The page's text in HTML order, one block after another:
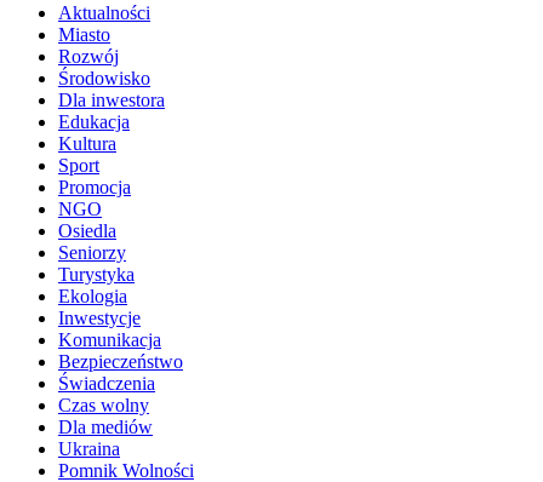
Aktualności
Miasto
Rozwój
Środowisko
Dla inwestora
Edukacja
Kultura
Sport
Promocja
NGO
Osiedla
Seniorzy
Turystyka
Ekologia
Inwestycje
Komunikacja
Bezpieczeństwo
Świadczenia
Czas wolny
Dla mediów
Ukraina
Pomnik Wolności